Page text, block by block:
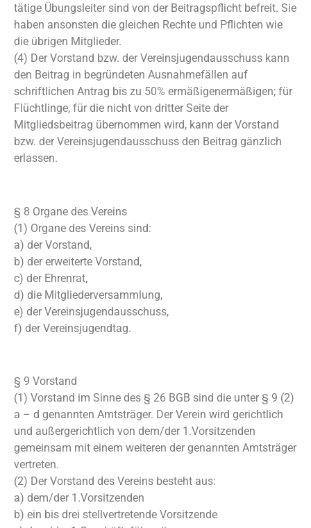
tätige Übungsleiter sind von der Beitragspflicht befreit. Sie
haben ansonsten die gleichen Rechte und Pflichten wie
die übrigen Mitglieder.
(4) Der Vorstand bzw. der Vereinsjugendausschuss kann
den Beitrag in begründeten Ausnahmefällen auf
schriftlichen Antrag bis zu 50% ermäßigenermäßigen; für
Flüchtlinge, für die nicht von dritter Seite der
Mitgliedsbeitrag übernommen wird, kann der Vorstand
bzw. der Vereinsjugendausschuss den Beitrag gänzlich
erlassen.
§ 8 Organe des Vereins
(1) Organe des Vereins sind:
a) der Vorstand,
b) der erweiterte Vorstand,
c) der Ehrenrat,
d) die Mitgliederversammlung,
e) der Vereinsjugendausschuss,
f) der Vereinsjugendtag.
§ 9 Vorstand
(1) Vorstand im Sinne des § 26 BGB sind die unter § 9 (2)
a – d genannten Amtsträger. Der Verein wird gerichtlich
und außergerichtlich von dem/der 1.Vorsitzenden
gemeinsam mit einem weiteren der genannten Amtsträger
vertreten.
(2) Der Vorstand des Vereins besteht aus:
a) dem/der 1.Vorsitzenden
b) ein bis drei stellvertretende Vorsitzende